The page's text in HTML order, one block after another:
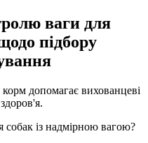
ваги для
підбору
допомагає вихованцеві
собак із надмірною вагою?